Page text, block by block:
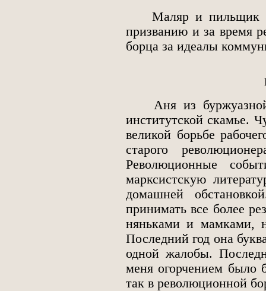
Маляр и пильщик
призванию и за время
борца за идеалы
Аня из буржуазной
институтской скамье.
великой борьбе
старого
Революционные
марксистскую
домашней
принимать все более
няньками и мамками,
Последний год она
одной жалобы.
меня огорчением было
так в революционной